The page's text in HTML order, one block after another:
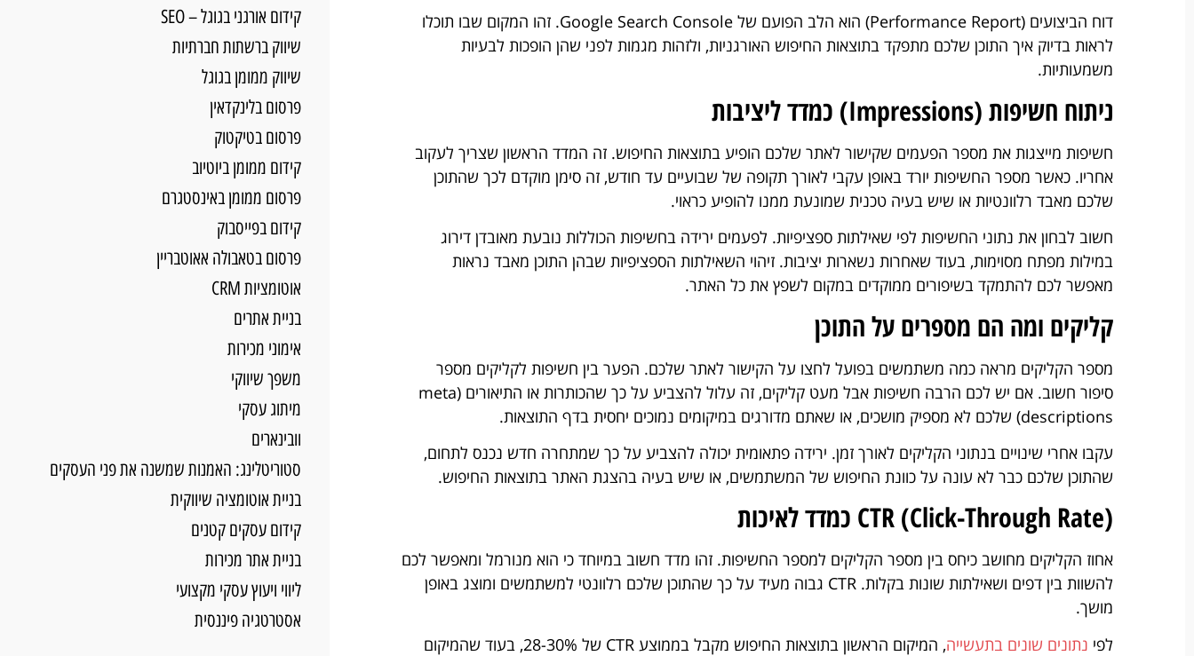
דוח הביצועים (Performance Report) הוא הלב הפועם של Google Search Console. זהו המקום שבו תוכלו
לראות בדיוק איך התוכן שלכם מתפקד בתוצאות החיפוש האורגניות, ולזהות מגמות לפני שהן הופכות לבעיות
משמעותיות.
ניתוח חשיפות (Impressions) כמדד ליציבות
חשיפות מייצגות את מספר הפעמים שקישור לאתר שלכם הופיע בתוצאות החיפוש. זה המדד הראשון שצריך לעקוב
אחריו. כאשר מספר החשיפות יורד באופן עקבי לאורך תקופה של שבועיים עד חודש, זה סימן מוקדם לכך שהתוכן
שלכם מאבד רלוונטיות או שיש בעיה טכנית שמונעת ממנו להופיע כראוי.
חשוב לבחון את נתוני החשיפות לפי שאילתות ספציפיות. לפעמים ירידה בחשיפות הכוללות נובעת מאובדן דירוג
במילות מפתח מסוימות, בעוד שאחרות נשארות יציבות. זיהוי השאילתות הספציפיות שבהן התוכן מאבד נראות
מאפשר לכם להתמקד בשיפורים ממוקדים במקום לשפץ את כל האתר.
קליקים ומה הם מספרים על התוכן
מספר הקליקים מראה כמה משתמשים בפועל לחצו על הקישור לאתר שלכם. הפער בין חשיפות לקליקים מספר
סיפור חשוב. אם יש לכם הרבה חשיפות אבל מעט קליקים, זה עלול להצביע על כך שהכותרות או התיאורים (meta
descriptions) שלכם לא מספיק מושכים, או שאתם מדורגים במיקומים נמוכים יחסית בדף התוצאות.
עקבו אחרי שינויים בנתוני הקליקים לאורך זמן. ירידה פתאומית יכולה להצביע על כך שמתחרה חדש נכנס לתחום,
שהתוכן שלכם כבר לא עונה על כוונת החיפוש של המשתמשים, או שיש בעיה בהצגת האתר בתוצאות החיפוש.
CTR (Click-Through Rate) כמדד לאיכות
אחוז הקליקים מחושב כיחס בין מספר הקליקים למספר החשיפות. זהו מדד חשוב במיוחד כי הוא מנורמל ומאפשר לכם
להשוות בין דפים ושאילתות שונות בקלות. CTR גבוה מעיד על כך שהתוכן שלכם רלוונטי למשתמשים ומוצג באופן
מושך.
לפי נתונים שונים בתעשייה
, המיקום הראשון בתוצאות החיפוש מקבל בממוצע CTR של 28-30%, בעוד שהמיקום
קידום אורגני בגוגל – SEO
שיווק ברשתות חברתיות
שיווק ממומן בגוגל
פרסום בלינקדאין
פרסום בטיקטוק
קידום ממומן ביוטיוב
פרסום ממומן באינסטגרם
קידום בפייסבוק
פרסום בטאבולה אאוטבריין
אוטומציות CRM
בניית אתרים
אימוני מכירות
משפך שיווקי
מיתוג עסקי
וובינארים
סטוריטלינג: האמנות שמשנה את פני העסקים
בניית אוטומציה שיווקית
קידום עסקים קטנים
בניית אתר מכירות
ליווי ויעוץ עסקי מקצועי
אסטרטגיה פיננסית